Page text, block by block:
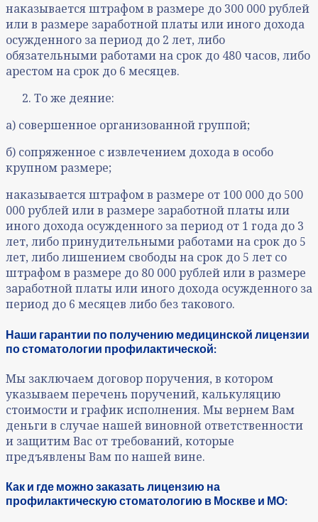
наказывается штрафом в размере до 300 000 рублей
или в размере заработной платы или иного дохода
осужденного за период до 2 лет, либо
обязательными работами на срок до 480 часов, либо
арестом на срок до 6 месяцев.
То же деяние:
а) совершенное организованной группой;
б) сопряженное с извлечением дохода в особо
крупном размере;
наказывается штрафом в размере от 100 000 до 500
000 рублей или в размере заработной платы или
иного дохода осужденного за период от 1 года до 3
лет, либо принудительными работами на срок до 5
лет, либо лишением свободы на срок до 5 лет со
штрафом в размере до 80 000 рублей или в размере
заработной платы или иного дохода осужденного за
период до 6 месяцев либо без такового.
Наши гарантии по получению медицинской лицензии
по стоматологии профилактической:
Мы заключаем договор поручения, в котором
указываем перечень поручений, калькуляцию
стоимости и график исполнения. Мы вернем Вам
деньги в случае нашей виновной ответственности
и защитим Вас от требований, которые
предъявлены Вам по нашей вине.
Как и где можно заказать лицензию на
профилактическую стоматологию в Москве и МО: